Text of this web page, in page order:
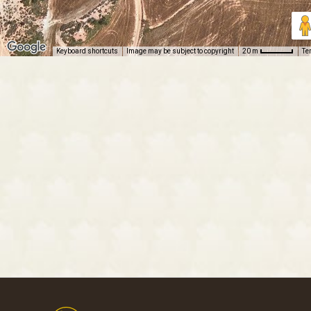
Keyboard shortcuts Image may be subject to copyright 20 m